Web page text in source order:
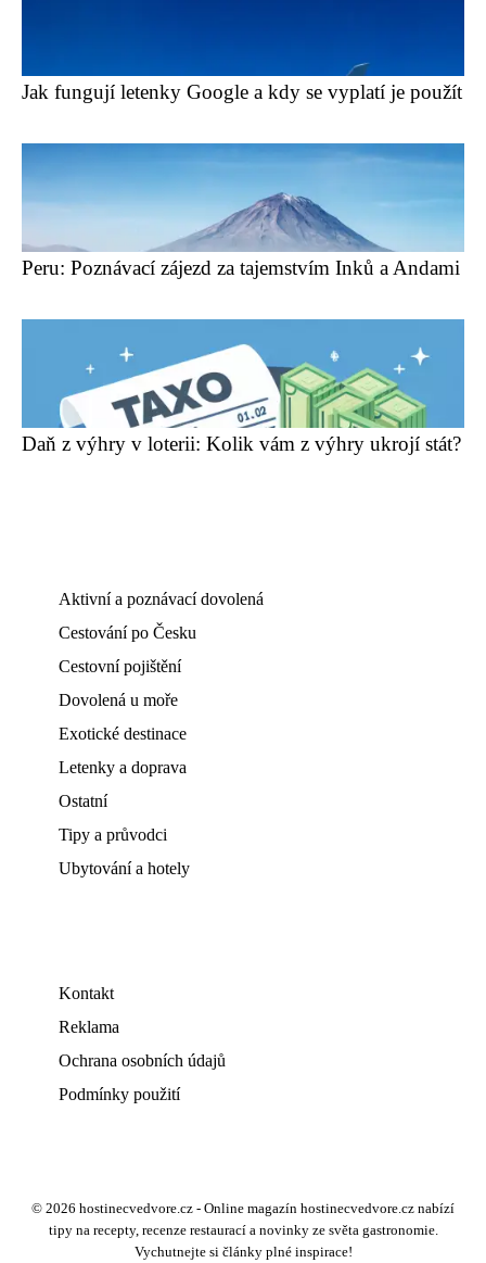
Jak fungují letenky Google a kdy se vyplatí je použít
Peru: Poznávací zájezd za tajemstvím Inků a Andami
Daň z výhry v loterii: Kolik vám z výhry ukrojí stát?
Aktivní a poznávací dovolená
Cestování po Česku
Cestovní pojištění
Dovolená u moře
Exotické destinace
Letenky a doprava
Ostatní
Tipy a průvodci
Ubytování a hotely
Kontakt
Reklama
Ochrana osobních údajů
Podmínky použití
© 2026 hostinecvedvore.cz - Online magazín hostinecvedvore.cz nabízí
tipy na recepty, recenze restaurací a novinky ze světa gastronomie.
Vychutnejte si články plné inspirace!